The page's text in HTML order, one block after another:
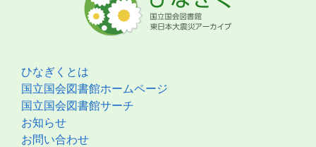
ひなぎくとは
国立国会図書館ホームページ
国立国会図書館サーチ
お知らせ
お問い合わせ